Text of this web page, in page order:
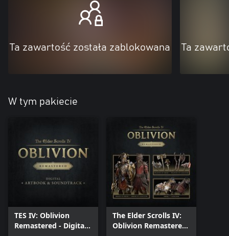
Ta zawartość została zablokowana Ta
W tym pakiecie
TES IV: Oblivion
Remastered - Digital
The Elder Scrolls IV:
Oblivion Remastered